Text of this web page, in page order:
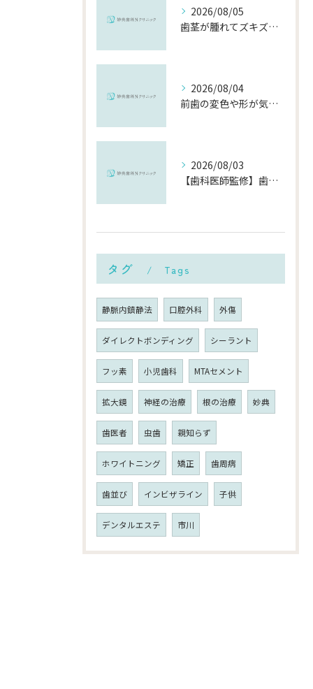
2026/08/05
歯茎が腫れてズキズキ痛む時の応急処置と、早めに受診すべき理由
2026/08/04
前歯の変色や形が気になる…削らずにきれいに整える「ダイレクトボンディング」とは？
2026/08/03
【歯科医師監修】歯磨きで歯茎や歯が痛い5つの原因と治療法｜何科・いつ病院へ行くべき？
タグ Tags
静脈内鎮静法 口腔外科 外傷
ダイレクトボンディング シーラント
フッ素 小児歯科 MTAセメント
拡大鏡 神経の治療 根の治療 妙典
歯医者 虫歯 親知らず
ホワイトニング 矯正 歯周病
歯並び インビザライン 子供
デンタルエステ 市川